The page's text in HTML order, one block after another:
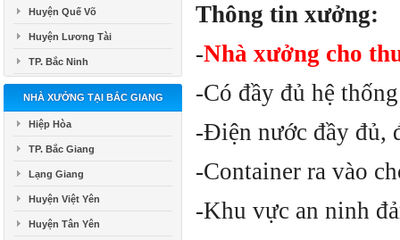
Huyện Quế Võ
Huyện Lương Tài
TP. Bắc Ninh
NHÀ XƯỞNG TẠI BẮC GIANG
Hiệp Hòa
TP. Bắc Giang
Lạng Giang
Huyện Việt Yên
Huyện Tân Yên
Thông tin xưởng:
-Nhà xưởng cho
-Có đầy đủ hệ
-Điện nước đầy đủ,
-Container ra vào
-Khu vực an ninh